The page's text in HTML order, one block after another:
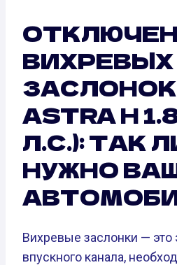
ВИХРЕВЫХ
ЗАСЛОНОК
ASTRA H
Л.С.): ТАК
НУЖНО
Вихревые заслонки —
впускного канала,